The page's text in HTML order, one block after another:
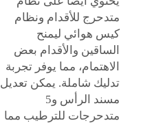
متدحرج للأقدام ونظام
كيس هوائي ليمنح
الساقين والأقدام بعض
الاهتمام، مما يوفر تجربة
تدليك شاملة. يمكن تعديل
مسند الرأس و5
متدحرجات للترطيب مما